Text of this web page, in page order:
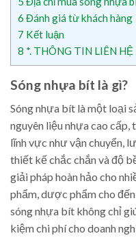
6 Đánh giá từ khách hàng
7 Kết luận
8 *. THÔNG TIN LIÊN HỆ
Sóng nhựa bít là gì?
Sóng nhựa bít là một loại
nguyên liệu nhựa cao
lĩnh vực như vận chuyển,
thiết kế chắc chắn và độ
giải pháp hoàn hảo cho
phẩm, dược phẩm cho
sóng nhựa bít không chỉ
kiệm chi phí cho doanh